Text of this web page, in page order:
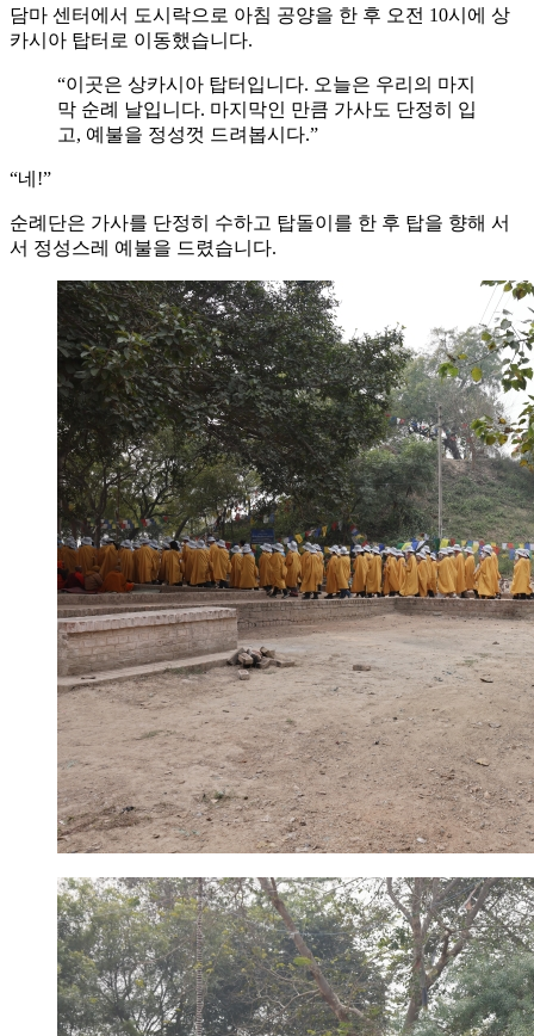
담마 센터에서 도시락으로 아침 공양을 한 후 오전 10시에 상
카시아 탑터로 이동했습니다.
“이곳은 상카시아 탑터입니다. 오늘은 우리의 마지
막 순례 날입니다. 마지막인 만큼 가사도 단정히 입
고, 예불을 정성껏 드려봅시다.”
“네!”
순례단은 가사를 단정히 수하고 탑돌이를 한 후 탑을 향해 서
서 정성스레 예불을 드렸습니다.